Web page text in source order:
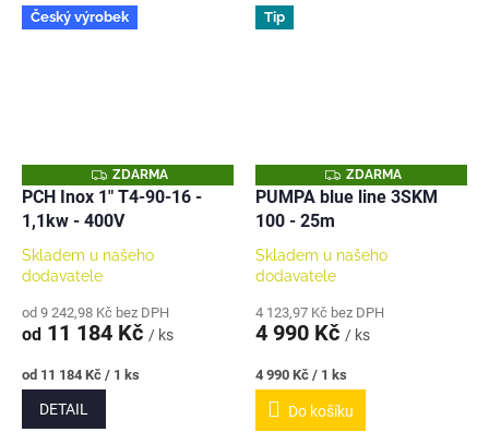
Český výrobek
Z
D
A
R
A
ZDARMA
PCH Inox 1" T4-90-16 -
1,1kw - 400V
Skladem u našeho
dodavatele
od 9 242,98 Kč bez DPH
od 11 184 Kč / ks
Měrná
cena:
od 11 184 Kč / 1 ks
DETAIL
Tip
Z
D
A
A
ZDARMA
PUMPA blue line 3SKM
100 - 25m
Skladem u našeho
dodavatele
4 123,97 Kč bez DPH
4 990 Kč / ks
Měrná
cena:
4 990 Kč / 1 ks
Do košíku